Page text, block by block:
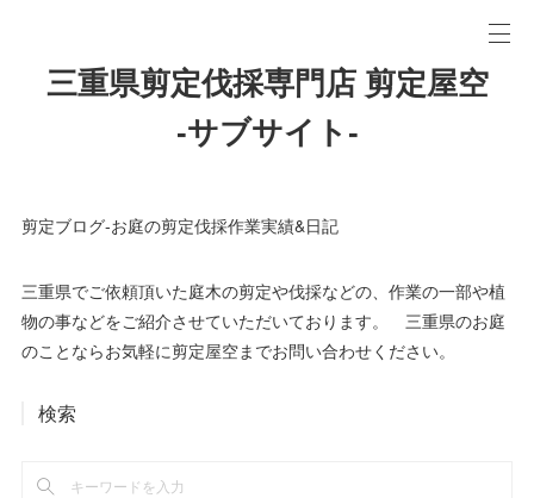
三重県剪定伐採専門店 剪定屋空
-サブサイト-
剪定ブログ-お庭の剪定伐採作業実績&日記
三重県でご依頼頂いた庭木の剪定や伐採などの、作業の一部や植
物の事などをご紹介させていただいております。 三重県のお庭
のことならお気軽に剪定屋空までお問い合わせください。
検索